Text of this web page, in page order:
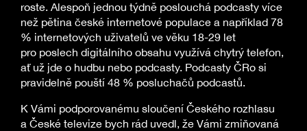
roste. Alespoň jednou týdně poslouchá podcasty více
než pětina české internetové populace a například 78
% internetových uživatelů ve věku 18-29 let
pro poslech digitálního obsahu využívá chytrý telefon,
ať už jde o hudbu nebo podcasty. Podcasty ČRo si
pravidelně pouští 48 % posluchačů podcastů.
K Vámi podporovanému sloučení Českého rozhlasu
a České televize bych rád uvedl, že Vámi zmiňovaná